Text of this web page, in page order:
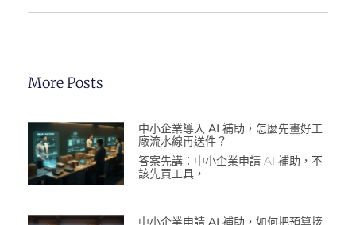
More Posts
中小企業導入 AI 補助，怎麼先畫好工
廠流水線再送件？
答案先講：中小企業申請 AI 補助，不
該先買工具，
中小企業申請 AI 補助，如何把預算接